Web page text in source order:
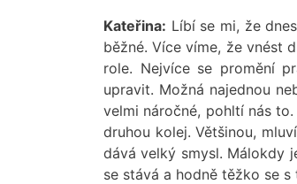
Kateřina: Líbí se mi, že
běžné. Více víme, že vnést
role. Nejvíce se promění
upravit. Možná najednou
velmi náročné, pohltí nás
druhou kolej. Většinou,
dává velký smysl. Málokdy
se stává a hodně těžko se